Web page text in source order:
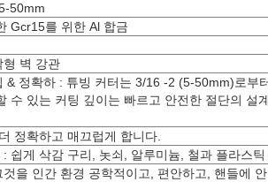
50mm
Gcr15를 위한 Al 합금
형 벽 강관
& 정확하 : 튜빙 커터는 3/16 -2 (5-50mm)로부
수 있는 커팅 깊이는 빠르고 안전한 절단의 설
정확하고 매끄럽게 합니다.
쉽게 삭감 구리, 놋쇠, 알루미늄, 철과 플라스틱
을 인간 환경 공학적이고, 편안하고, 핸들에